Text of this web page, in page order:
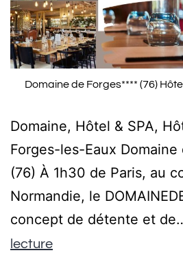
Domaine de Forges**** (76)
Domaine, Hôtel & SPA,
Forges-les-Eaux
(76) À 1h30 de Paris, au
Normandie, le
concept de détente et
lecture